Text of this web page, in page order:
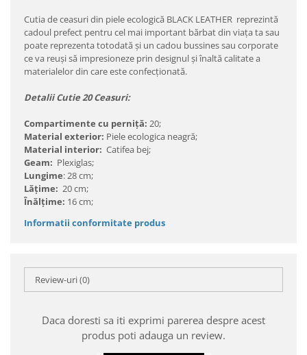
Cutia de ceasuri din piele ecologică BLACK LEATHER reprezintă
cadoul prefect pentru cel mai important bărbat din viața ta sau
poate reprezenta totodată și un cadou bussines sau corporate
ce va reuși să impresioneze prin designul şi înaltă calitate a
materialelor din care este confecționată.
Detalii Cutie 20 Ceasuri:
Compartimente cu perniţă: 20;
Material exterior: Piele ecologica neagră;
Material interior: Catifea bej;
Geam: Plexiglas;
Lungime: 28 cm;
Lăţime: 20 cm;
Înălţime: 16 cm;
Informatii conformitate produs
Review-uri(0)
Daca doresti sa iti exprimi parerea despre acest
produs poti adauga un review.